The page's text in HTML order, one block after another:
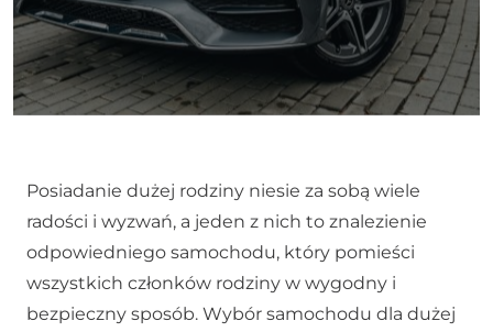
Posiadanie dużej rodziny niesie za sobą wiele
radości i wyzwań, a jeden z nich to znalezienie
odpowiedniego samochodu, który pomieści
wszystkich członków rodziny w wygodny i
bezpieczny sposób. Wybór samochodu dla dużej